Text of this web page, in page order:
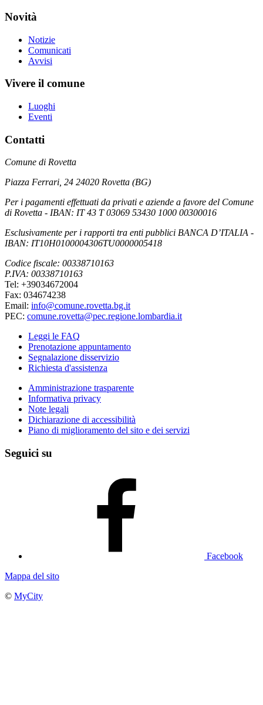
Novità
Notizie
Comunicati
Avvisi
Vivere il comune
Luoghi
Eventi
Contatti
Comune di Rovetta
Piazza Ferrari, 24 24020 Rovetta (BG)
Per i pagamenti effettuati da privati e aziende a favore del Comune
di Rovetta - IBAN: IT 43 T 03069 53430 1000 00300016
Esclusivamente per i rapporti tra enti pubblici BANCA D’ITALIA -
IBAN: IT10H0100004306TU0000005418
Codice fiscale: 00338710163
P.IVA: 00338710163
Tel: +39034672004
Fax: 034674238
Email: info@comune.rovetta.bg.it
PEC: comune.rovetta@pec.regione.lombardia.it
Leggi le FAQ
Prenotazione appuntamento
Segnalazione disservizio
Richiesta d'assistenza
Amministrazione trasparente
Informativa privacy
Note legali
Dichiarazione di accessibilità
Piano di miglioramento del sito e dei servizi
Seguici su
Facebook
Mappa del sito
© MyCity